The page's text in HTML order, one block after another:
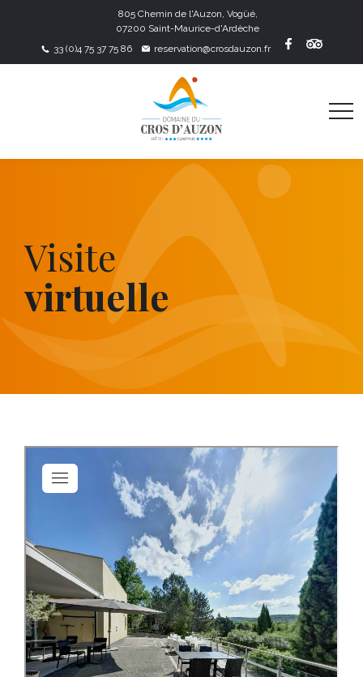
805 Chemin de l'Auzon, Vogüé,
07200 Saint-Maurice-d'Ardèche
33 (0)4 75 37 75 86
reservation@crosdauzon.fr
Visite
virtuelle